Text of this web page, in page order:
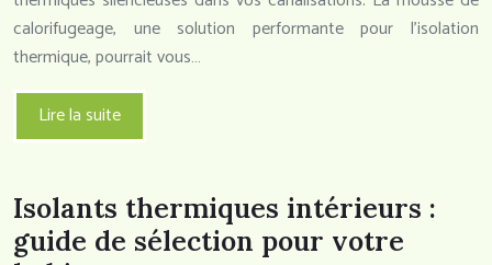
calorifugeage, une solution performante pour l’isolation
thermique, pourrait vous…
Lire la suite
Isolants thermiques intérieurs :
guide de sélection pour votre